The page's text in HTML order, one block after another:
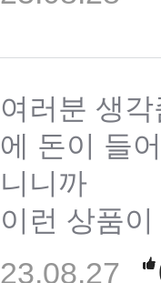
여러분 생
에 돈이 들
니니까
이런 상품
23.08.27